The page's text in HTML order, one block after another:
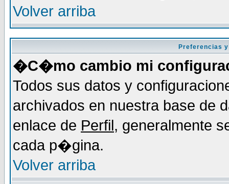
Volver arriba
Preferencias
�C�mo cambio mi
Todos sus datos y
archivados en nuestra base de
enlace de Perfil, generalmente
cada p�gina.
Volver arriba